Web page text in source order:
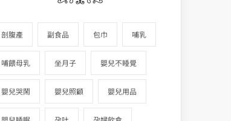
剖腹產 副食品 包巾 哺乳
哺餵母乳 坐月子 嬰兒不睡覺
嬰兒哭鬧 嬰兒照顧 嬰兒用品